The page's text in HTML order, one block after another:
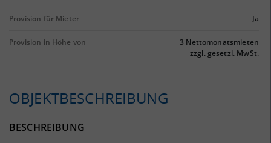
Provision für Mieter Ja
Provision in Höhe von
3 Nettomonatsmieten
zzgl. gesetzl. MwSt.
OBJEKTBESCHREIBUNG
BESCHREIBUNG